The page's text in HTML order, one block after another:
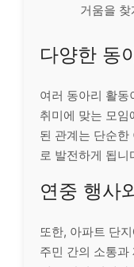
거움을
다양한 동
여러 동아리 활동
취미에 맞는 모임
된 관계는 단순한
로 발전하게 됩니
연중 행사
또한, 아파트 단
주민 간의 소통과